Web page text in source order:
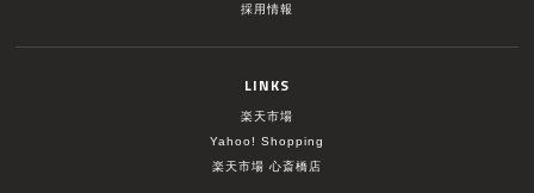
採用情報
LINKS
楽天市場
Yahoo! Shopping
楽天市場 心斎橋店